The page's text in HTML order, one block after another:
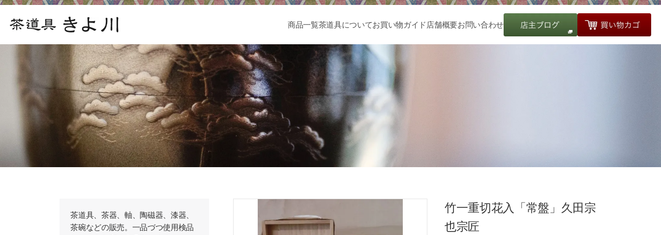
商品一覧茶道具についてお買い物ガイド 店舗概要お問い合わせ
竹一重切花入「常盤」久田宗
也宗匠
茶道具、茶器、軸、陶磁器、漆器、
茶碗などの販売。一品づつ使用検品